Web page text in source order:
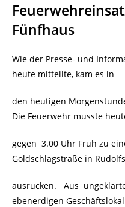
Fünfhaus
Wie der Presse- und
heute mitteilte, kam es in
den heutigen
Die Feuerwehr musste
gegen 3.00 Uhr Früh zu
Goldschlagstraße in
ausrücken. Aus
ebenerdigen